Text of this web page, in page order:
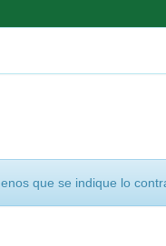
que se indique lo